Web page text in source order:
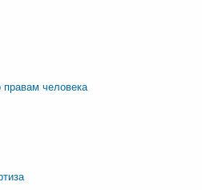
человека